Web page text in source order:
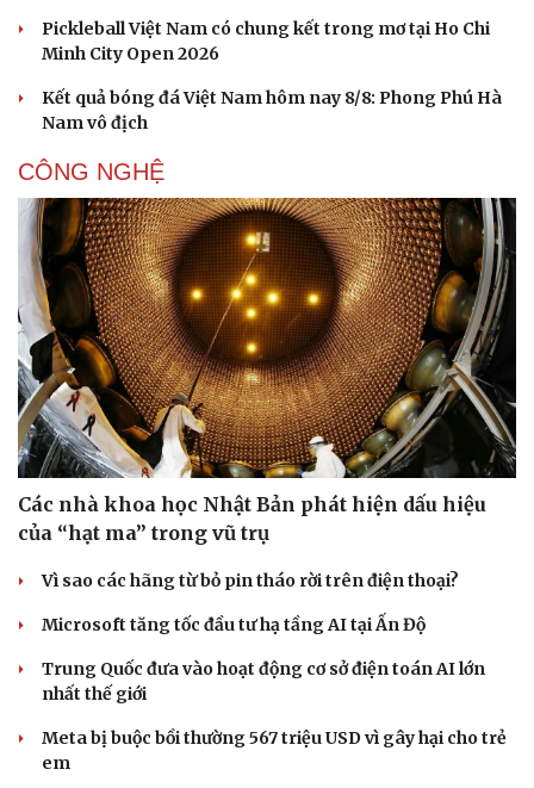
Pickleball Việt Nam có chung kết trong mơ tại Ho Chi
Minh City Open 2026
Kết quả bóng đá Việt Nam hôm nay 8/8: Phong Phú Hà
Nam vô địch
CÔNG NGHỆ
Các nhà khoa học Nhật Bản phát hiện dấu hiệu
của “hạt ma” trong vũ trụ
Vì sao các hãng từ bỏ pin tháo rời trên điện thoại?
Microsoft tăng tốc đầu tư hạ tầng AI tại Ấn Độ
Trung Quốc đưa vào hoạt động cơ sở điện toán AI lớn
nhất thế giới
Meta bị buộc bồi thường 567 triệu USD vì gây hại cho trẻ
em